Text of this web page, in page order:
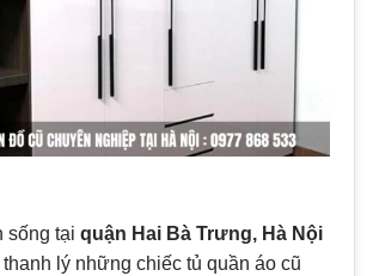
sống tại quận Hai Bà Trưng, Hà Nội
lý những chiếc tủ quần áo cũ